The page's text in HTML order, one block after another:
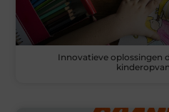
Innovatieve oplossingen